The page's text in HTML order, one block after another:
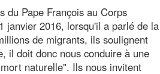
du Pape François au Corps
janvier 2016, lorsqu'il a parlé de la
de migrants, ils soulignent
il doit donc nous conduire à une
naturelle". Ils nous invitent